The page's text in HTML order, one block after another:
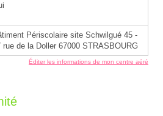
Périscolaire site Schwilgué 45 -
rue de la Doller 67000 STRASBOURG
Éditer les informations de mon centre aéré